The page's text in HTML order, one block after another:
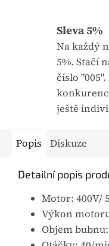
Sleva 5%
Na každý
5%. Stačí
číslo
ještě
Popis Diskuze
Detailní popis
Motor: 400V/
Výkon
Objem